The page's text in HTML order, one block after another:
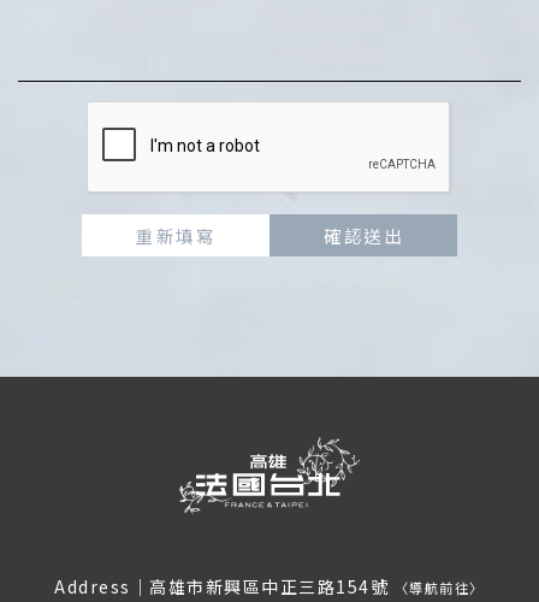
重新填寫 確認送出
Address｜ 高雄市新興區中正三路154號 〈導航前往〉